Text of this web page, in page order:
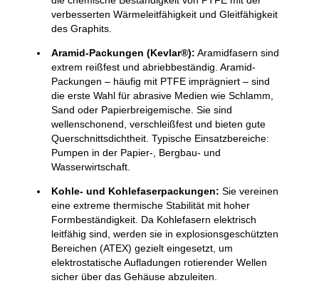
verbesserten Wärmeleitfähigkeit und Gleitfähigkeit
des Graphits.
Aramid-Packungen (Kevlar®): Aramidfasern sind
extrem reißfest und abriebbeständig. Aramid-
Packungen – häufig mit PTFE imprägniert – sind
die erste Wahl für abrasive Medien wie Schlamm,
Sand oder Papierbreigemische. Sie sind
wellenschonend, verschleißfest und bieten gute
Querschnittsdichtheit. Typische Einsatzbereiche:
Pumpen in der Papier-, Bergbau- und
Wasserwirtschaft.
Kohle- und Kohlefaserpackungen: Sie vereinen
eine extreme thermische Stabilität mit hoher
Formbeständigkeit. Da Kohlefasern elektrisch
leitfähig sind, werden sie in explosionsgeschützten
Bereichen (ATEX) gezielt eingesetzt, um
elektrostatische Aufladungen rotierender Wellen
sicher über das Gehäuse abzuleiten.